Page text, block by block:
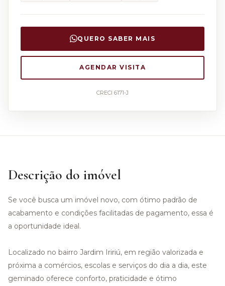
QUERO SABER MAIS
AGENDAR VISITA
CRECI 6171-J
Descrição do imóvel
Se você busca um imóvel novo, com ótimo padrão de
acabamento e condições facilitadas de pagamento, essa é
a oportunidade ideal.
Localizado no bairro Jardim Iririú, em região valorizada e
próxima a comércios, escolas e serviços do dia a dia, este
geminado oferece conforto, praticidade e ótimo